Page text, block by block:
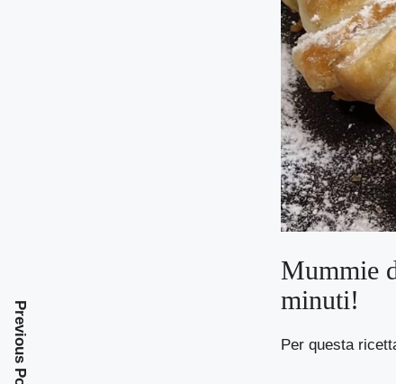
Mummie
minuti!
Per questa
Previous Post